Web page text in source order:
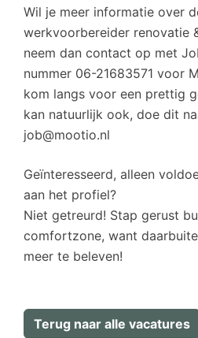
Wil je meer informatie over
werkvoorbereider renovatie
neem dan contact op met
nummer 06-21683571 voor
kom langs voor een prettig
kan natuurlijk ook, doe dit
job@mootio.nl
Geïnteresseerd, alleen
aan het profiel?
Niet getreurd! Stap gerust
comfortzone, want
meer te beleven!
Terug naar alle vacatures